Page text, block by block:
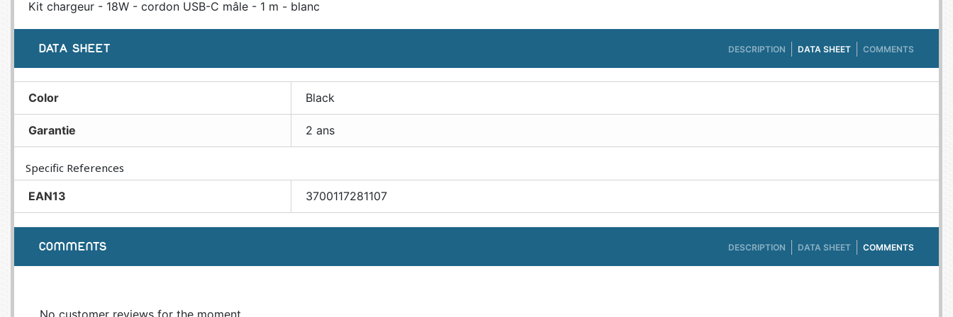
Kit chargeur - 18W - cordon USB-C mâle - 1 m - blanc
DATA SHEET DESCRIPTION DATA SHEET COMMENTS
Color Black
Garantie 2 ans
Specific References
EAN13
3700117281107
COMMENTS DESCRIPTION DATA SHEET COMMENTS
No customer reviews for the moment.